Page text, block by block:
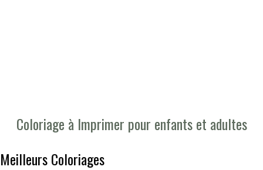
Coloriage à Imprimer pour enfants et adultes
Meilleurs Coloriages